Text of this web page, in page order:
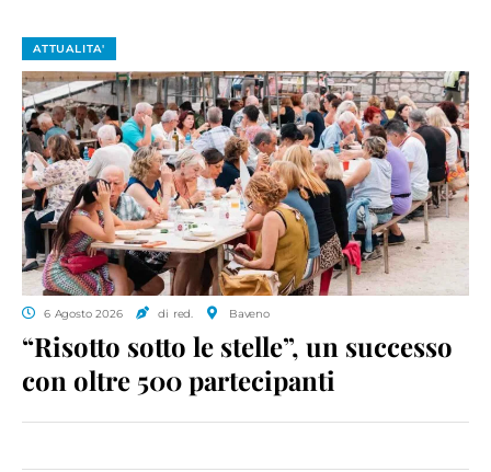
ATTUALITA'
6 Agosto 2026 di red. Baveno
“Risotto sotto le stelle”, un successo
con oltre 500 partecipanti